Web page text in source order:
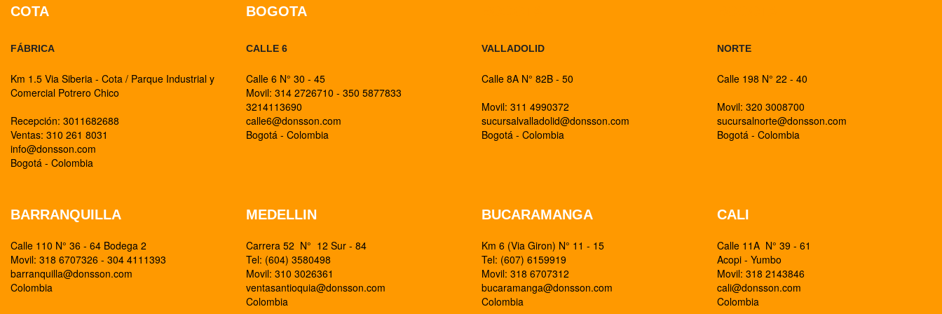
COTA
FÁBRICA
Km 1.5 Via Siberia - Cota / Parque Industrial y
Comercial Potrero Chico
Recepción: 3011682688
Ventas: 310 261 8031
info@donsson.com
Bogotá - Colombia
BOGOTA
CALLE 6
Calle 6 N° 30 - 45
Movil: 314 2726710 - 350 5877833
3214113690
calle6@donsson.com
Bogotá - Colombia
VALLADOLID
Calle 8A N° 82B - 50
Movil: 311 4990372
sucursalvalladolid@donsson.com
Bogotá - Colombia
NORTE
Calle 198 N° 22 - 40
Movil: 320 3008700
sucursalnorte@donsson.com
Bogotá - Colombia
BARRANQUILLA
Calle 110 N° 36 - 64 Bodega 2
Movil: 318 6707326 - 304 4111393
barranquilla@donsson.com
Colombia
MEDELLIN
Carrera 52 N° 12 Sur - 84
Tel: (604) 3580498
Movil: 310 3026361
ventasantioquia@donsson.com
Colombia
BUCARAMANGA
Km 6 (Via Giron) N° 11 - 15
Tel: (607) 6159919
Movil: 318 6707312
bucaramanga@donsson.com
Colombia
CALI
Calle 11A N° 39 - 61
Acopi - Yumbo
Movil: 318 2143846
cali@donsson.com
Colombia